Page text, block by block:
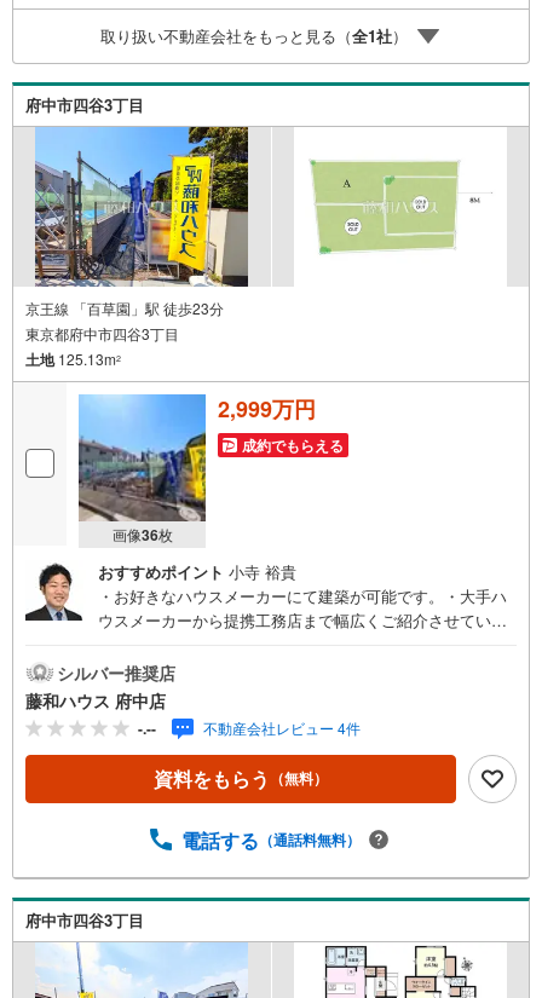
寄り駅等でお待ち合わせ、弊社へのご来社など、ご相談く
ださい。ご希望があれば周辺環境、お客様の希望に合わせ
た物件などもご案内をいたします。お住まい探しは朝日土
地建物（株）八王子店 営業1課にお任せください！
取り扱い不動産会社をもっと見る（全1社）
府中市四谷3丁目
京王線 「百草園」駅 徒歩23分
東京都府中市四谷3丁目
土地125.13m2
画像36枚
2,999万円
成約でもらえる
おすすめポイント 小寺 裕貴
・お好きなハウスメーカーにて建築が可能です。・大手ハ
ウスメーカーから提携工務店まで幅広くご紹介させていた
シルバー推奨店
藤和ハウス 府中店
-.-- 不動産会社レビュー 4件
資料をもらう （無料）
電話する （通話料無料）
府中市四谷3丁目